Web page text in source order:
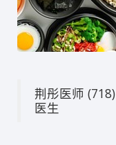
荆彤医师
医生